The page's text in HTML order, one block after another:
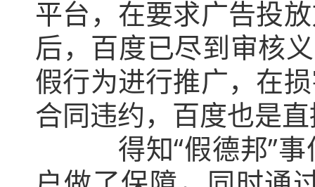
平台，在要求广告投
后，百度已尽到审核
假行为进行推广，在
合同违约，百度也是
得知“假德邦”事件